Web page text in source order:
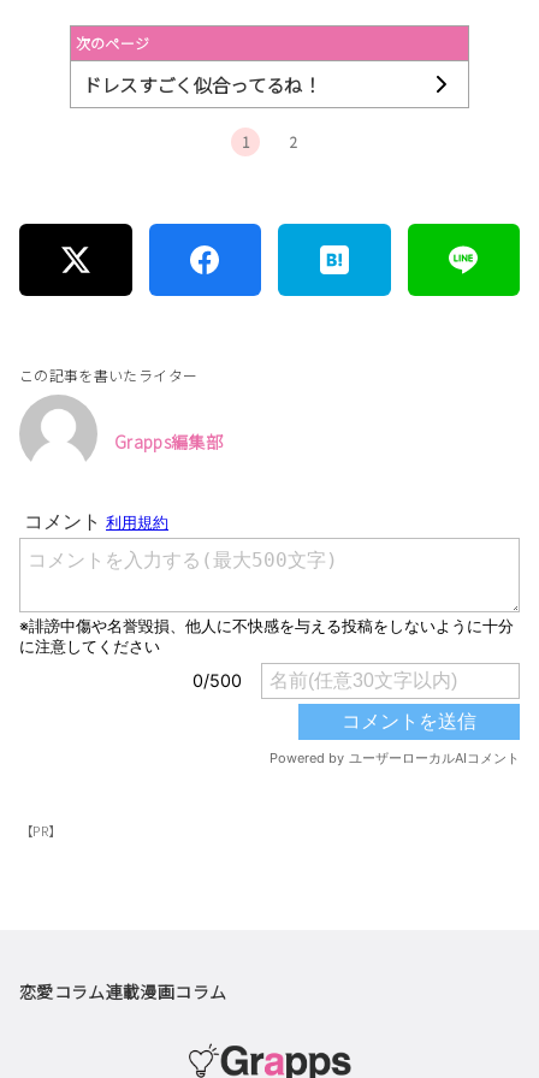
次のページ
ドレスすごく似合ってるね！
1 2
この記事を書いたライター
Grapps編集部
【PR】
恋愛コラム連載漫画コラム